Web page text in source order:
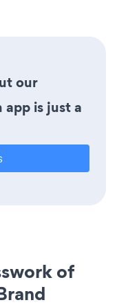
our
is just a
of